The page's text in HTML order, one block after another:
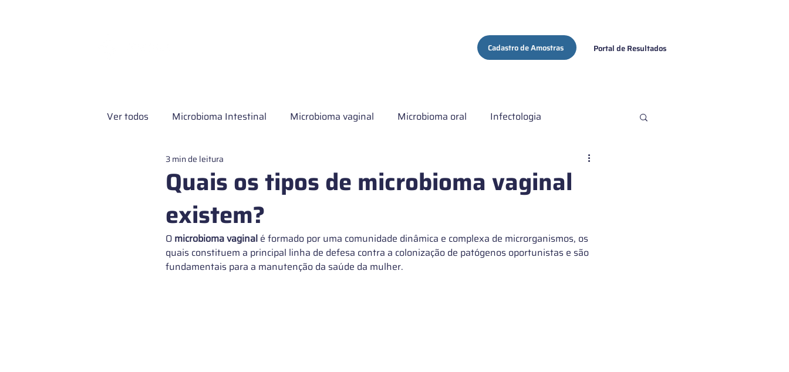
Cadastro de Amostras Portal de Resultados
Ver todos Microbioma Intestinal Microbioma vaginal Microbioma oral Infectologia
Pesquisa clínica Microbioma hospitalar
Microbioma de pele Exames de Microbiota intestinal
Quais os tipos de microbioma vaginal
existem?
3 min de leitura
O microbioma vaginal é formado por uma comunidade dinâmica e complexa de microrganismos, os
quais constituem a principal linha de defesa contra a colonização de patógenos oportunistas e são
fundamentais para a manutenção da saúde da mulher.